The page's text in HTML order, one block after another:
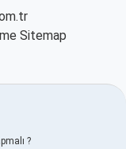
Sitemap
?